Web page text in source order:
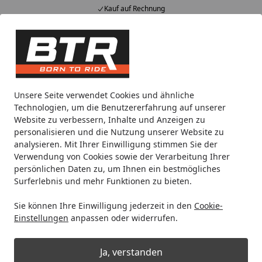
Unsere Seite verwendet Cookies und ähnliche
Technologien, um die Benutzererfahrung auf unserer
Website zu verbessern, Inhalte und Anzeigen zu
personalisieren und die Nutzung unserer Website zu
analysieren. Mit Ihrer Einwilligung stimmen Sie der
Verwendung von Cookies sowie der Verarbeitung Ihrer
persönlichen Daten zu, um Ihnen ein bestmögliches
Surferlebnis und mehr Funktionen zu bieten.
Sie können Ihre Einwilligung jederzeit in den Cookie-
Einstellungen anpassen oder widerrufen.
Ja, verstanden
Kauf auf Rechnung
Alle Produkte
Mein Konto
Suchen
Noch 1 Tag und 11 Stunden
Spare bis zu 35% auf EVOLIFT® Zentralständer
von BTR!
Startseite
Motorradteile & Ersatzteile Öle & Schmiermittel
Maxima Racing Oils V-Twin
Synthetic Primary Oil 80W (946 ml)